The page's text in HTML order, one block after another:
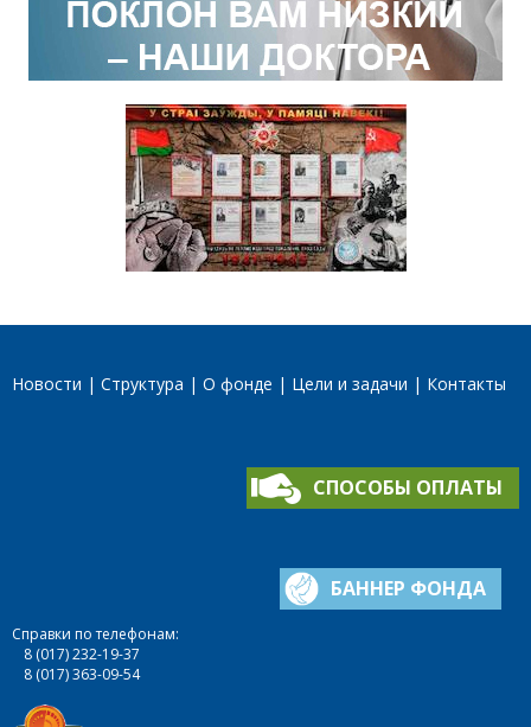
Новости Структура О фонде Цели и задачи Контакты
СПОСОБЫ ОПЛАТЫ
БАННЕР ФОНДА
Справки по телефонам:
8 (017) 232-19-37
8 (017) 363-09-54